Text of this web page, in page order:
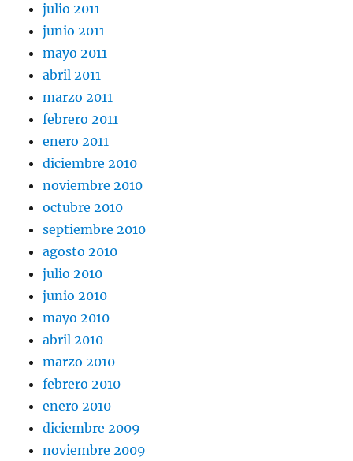
julio 2011
junio 2011
mayo 2011
abril 2011
marzo 2011
febrero 2011
enero 2011
diciembre 2010
noviembre 2010
octubre 2010
septiembre 2010
agosto 2010
julio 2010
junio 2010
mayo 2010
abril 2010
marzo 2010
febrero 2010
enero 2010
diciembre 2009
noviembre 2009